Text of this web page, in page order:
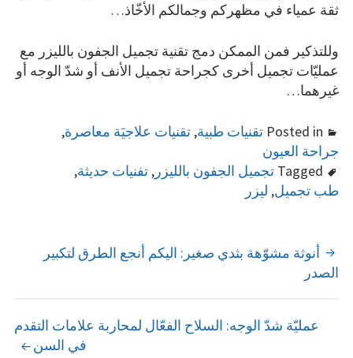
ثقة عمياء في مظهركم وجمالكم الأخّاذ…
وللتذكير فمن الممكن دمج تقنية تجميل الجفون بالليزر مع
عمليّات تجميل أخرى كجراحة تجميل الأنف أو شدّ الوجه أو
غيرهما…
Posted in تقنيات طبية, تقنيات علاجيَة معاصرة,
جراحة العيون
Tagged تجميل الجفون بالليزر , تفنيات حديثة,
طب تجميل, ليزر
POST
NAVIGATION
أنوثة مشوّهة بثدي صغير: اليكم أنجع الطرق لتكبير
الصدر
عمليّة شدّ الوجه: السلاح الفعّال لمحاربة علامات التقدم
في السن